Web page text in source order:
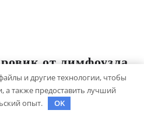
от лимфоузла
тканей или
и другие технологии, чтобы
а также предоставить лучший
опыт.
OK